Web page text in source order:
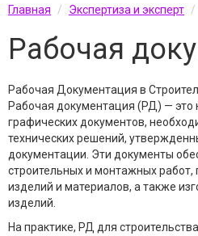
Главная Экспертиза и эксперт
Рабочая
Рабочая Документация в
Рабочая документация (РД) — это
графических документов,
технических решений,
документации. Эти документы
строительных и монтажных работ,
изделий и материалов, а также
изделий.
На практике, РД для